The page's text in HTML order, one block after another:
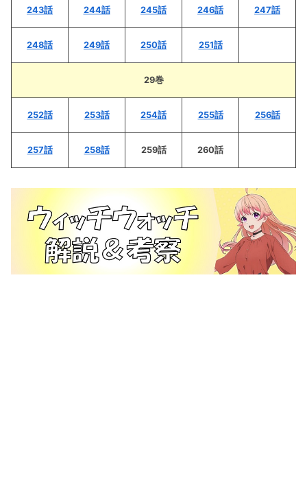
243話 244話 245話 246話 247話
248話 249話 250話 251話
29巻
252話 253話 254話 255話 256話
257話 258話 259話 260話